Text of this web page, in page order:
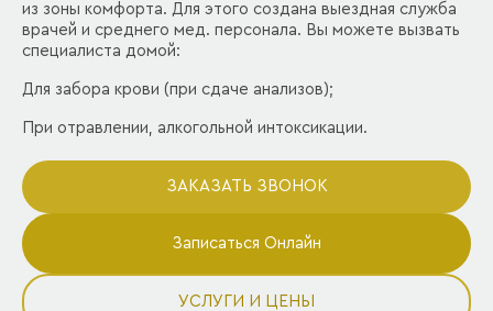
из зоны комфорта. Для этого создана выездная служба
врачей и среднего мед. персонала. Вы можете вызвать
специалиста домой:
Для забора крови (при сдаче анализов);
При отравлении, алкогольной интоксикации.
ЗАКАЗАТЬ ЗВОНОК
Записаться Онлайн
УСЛУГИ И ЦЕНЫ